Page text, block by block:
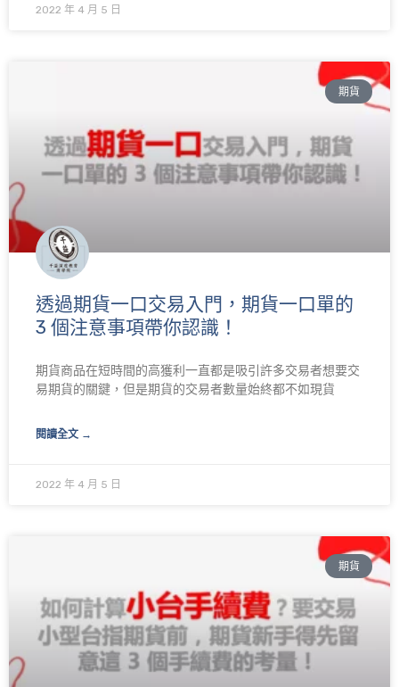
2022 年 4 月 5 日
期貨
透過期貨一口交易入門，期貨一口單的
3 個注意事項帶你認識！
期貨商品在短時間的高獲利一直都是吸引許多交易者想要交
易期貨的關鍵，但是期貨的交易者數量始終都不如現貨
閱讀全文 →
2022 年 4 月 5 日
期貨